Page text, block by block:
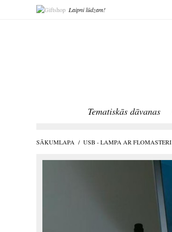
Laipni lūdzam!
Tematiskās dāvanas
SĀKUMLAPA / USB - LAMPA AR FLOMASTERI